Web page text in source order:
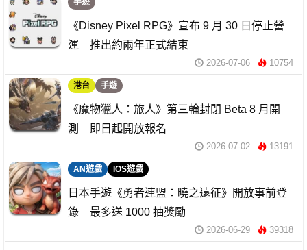
《Disney Pixel RPG》宣布 9 月 30 日停止營
運 推出約兩年正式結束
2026-07-06 10754
港台 手遊
《魔物獵人：旅人》第三輪封閉 Beta 8 月開
測 即日起開放報名
2026-07-02 13191
AN遊戲 IOS遊戲
日本手遊《勇者連盟：曉之遠征》開放事前登
錄 最多送 1000 抽獎勵
2026-06-29 39318